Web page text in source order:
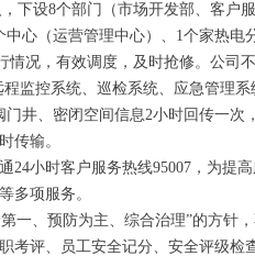
设8个部门（市场开发部、客户
中心（运营管理中心）、1个家热电
况，有效调度，及时抢修。公司
监控系统、巡检系统、应急管理
门井、密闭空间信息2小时回传一
传输。
小时客户服务热线95007，为提高
多项服务。
、预防为主、综合治理”的方针
考评、员工安全记分、安全评级